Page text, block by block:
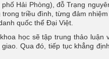
Hải Phòng), đỗ Trạng
triều đình, từng đảm
quốc thể Đại Việt.
học sẽ tập trung thảo luận
Qua đó, tiếp tục khẳng